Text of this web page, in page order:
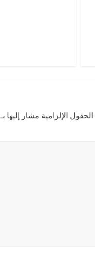
الحقول الإلزامية مشار إليها بـ